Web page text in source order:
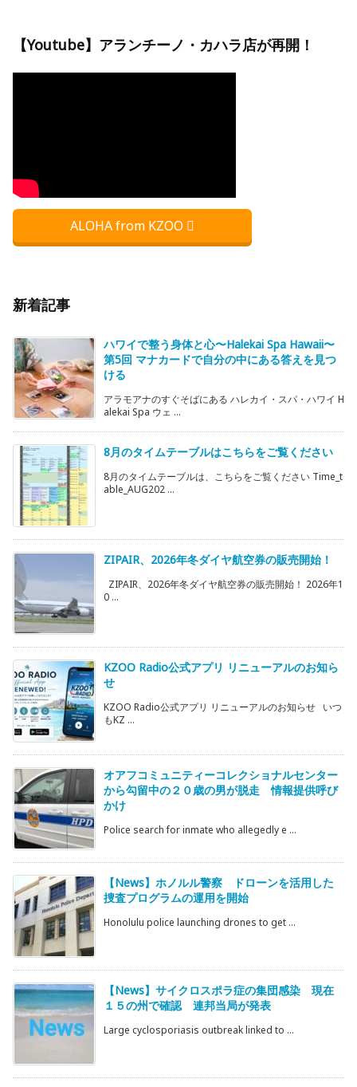
【Youtube】アランチーノ・カハラ店が再開！
ALOHA from KZOO
新着記事
ハワイで整う身体と心〜Halekai Spa Hawaii〜
第5回 マナカードで自分の中にある答えを見つ
ける
アラモアナのすぐそばにある ハレカイ・スパ・ハワイ H
alekai Spa ウェ ...
8月のタイムテーブルはこちらをご覧ください
8月のタイムテーブルは、こちらをご覧ください Time_t
able_AUG202 ...
ZIPAIR、2026年冬ダイヤ航空券の販売開始！
ZIPAIR、2026年冬ダイヤ航空券の販売開始！ 2026年1
0 ...
KZOO Radio公式アプリ リニューアルのお知ら
せ
KZOO Radio公式アプリ リニューアルのお知らせ いつ
もKZ ...
オアフコミュニティーコレクショナルセンター
から勾留中の２０歳の男が脱走 情報提供呼び
かけ
Police search for inmate who allegedly e ...
【News】ホノルル警察 ドローンを活用した
捜査プログラムの運用を開始
Honolulu police launching drones to get ...
【News】サイクロスポラ症の集団感染 現在
１５の州で確認 連邦当局が発表
Large cyclosporiasis outbreak linked to ...